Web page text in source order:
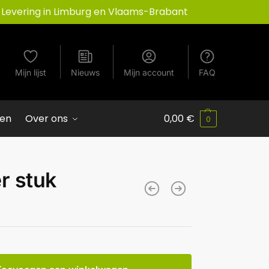
Levering in Limburg en Vlaams-Brabant
Mijn lijst Nieuws Mijn account FAQ
Over ons 0,00 € 0
stuk